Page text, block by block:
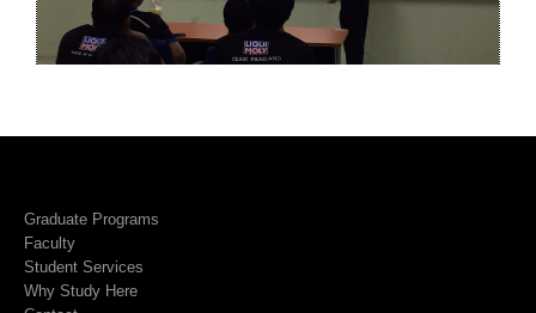
Graduate Programs
Faculty
Student Services
Why Study Here